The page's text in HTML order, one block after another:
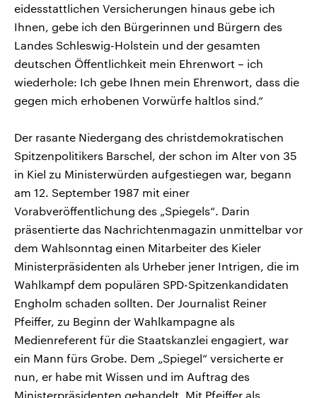
eidesstattlichen Versicherungen hinaus gebe ich
Ihnen, gebe ich den Bürgerinnen und Bürgern des
Landes Schleswig-Holstein und der gesamten
deutschen Öffentlichkeit mein Ehrenwort – ich
wiederhole: Ich gebe Ihnen mein Ehrenwort, dass die
gegen mich erhobenen Vorwürfe haltlos sind.“
Der rasante Niedergang des christdemokratischen
Spitzenpolitikers Barschel, der schon im Alter von 35
in Kiel zu Ministerwürden aufgestiegen war, begann
am 12. September 1987 mit einer
Vorabveröffentlichung des „Spiegels“. Darin
präsentierte das Nachrichtenmagazin unmittelbar vor
dem Wahlsonntag einen Mitarbeiter des Kieler
Ministerpräsidenten als Urheber jener Intrigen, die im
Wahlkampf dem populären SPD-Spitzenkandidaten
Engholm schaden sollten. Der Journalist Reiner
Pfeiffer, zu Beginn der Wahlkampagne als
Medienreferent für die Staatskanzlei engagiert, war
ein Mann fürs Grobe. Dem „Spiegel“ versicherte er
nun, er habe mit Wissen und im Auftrag des
Ministerpräsidenten gehandelt. Mit Pfeiffer als